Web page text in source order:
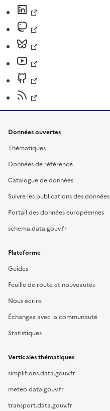
Données ouvertes
Thématiques
Données de référence
Catalogue de données
Suivre les publications des données
Portail des données européennes
schema.data.gouv.fr
Plateforme
Guides
Feuille de route et nouveautés
Nous écrire
Échangez avec la communauté
Statistiques
Verticales thématiques
simplifions.data.gouv.fr
meteo.data.gouv.fr
transport.data.gouv.fr